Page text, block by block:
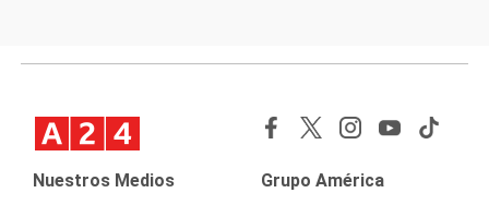
Nuestros Medios Grupo América